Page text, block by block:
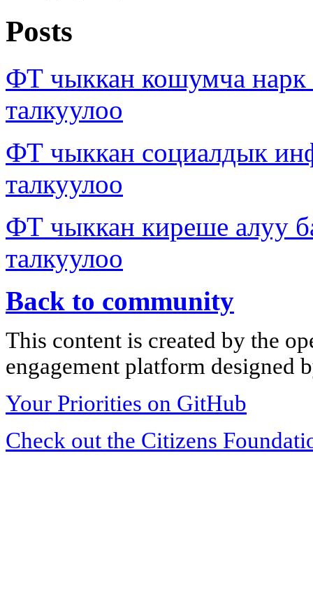
Posts
ФТ чыккан кошумча
талкуулоо
ФТ чыккан социалдык
талкуулоо
ФТ чыккан киреше алуу
талкуулоо
Back to community
This content is created by the
engagement platform designed
Your Priorities on GitHub
Check out the Citizens